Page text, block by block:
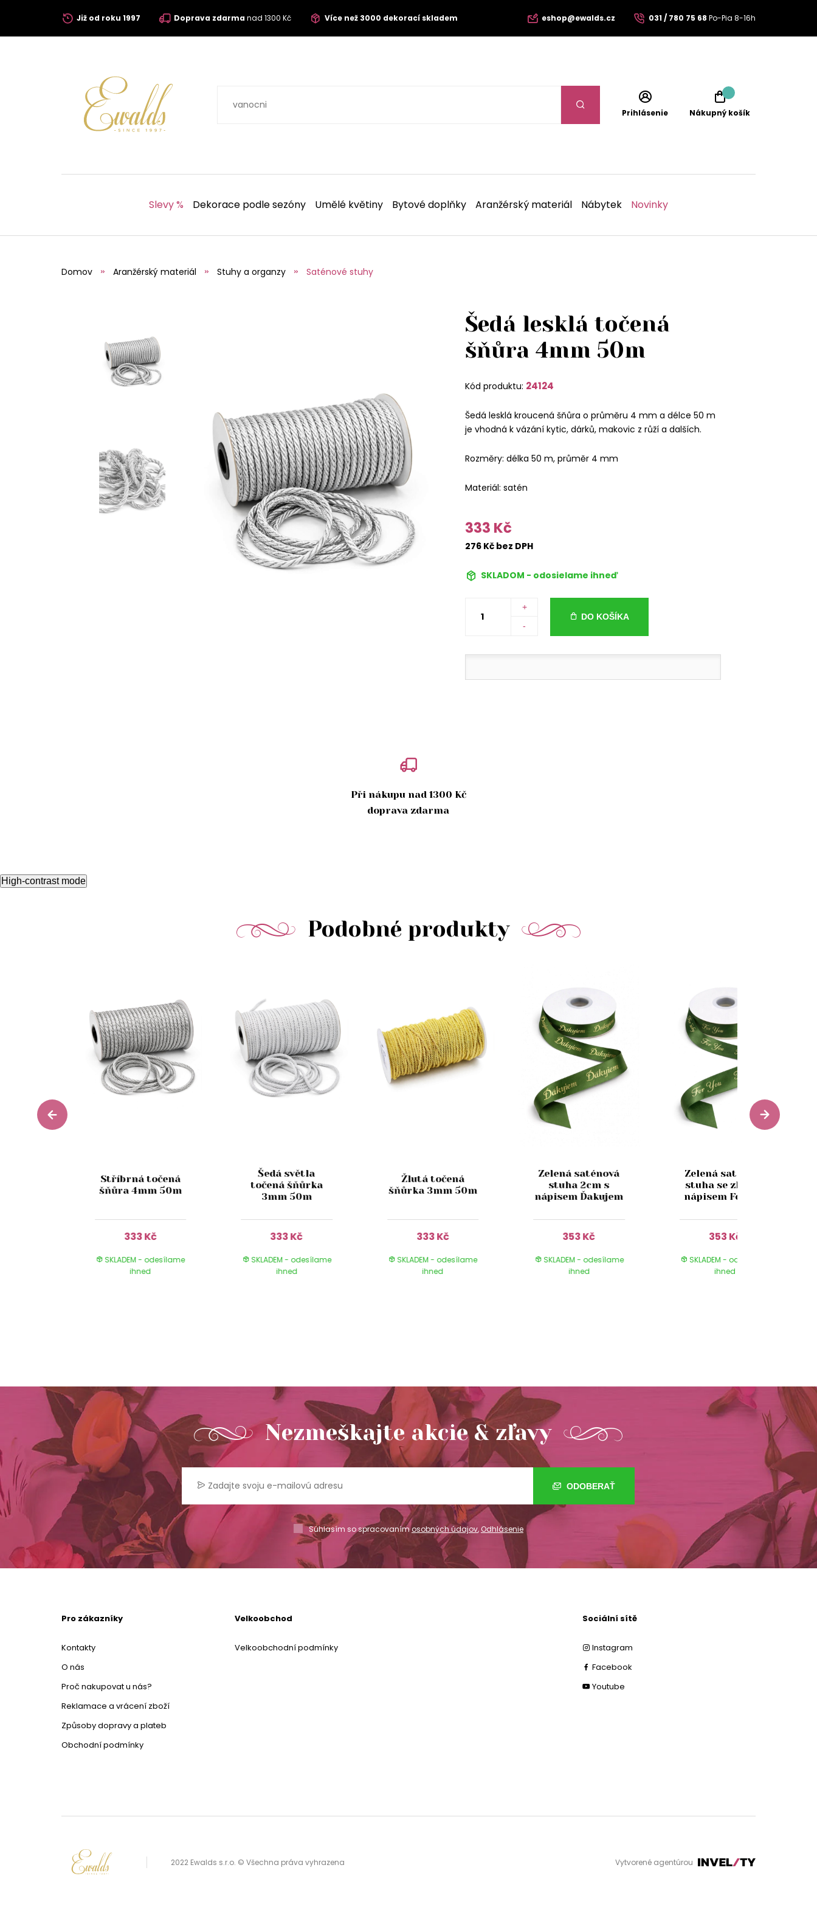
Již od roku 1997 Doprava zdarmanad 1300 Kč Více než 3000 dekorací skladem eshop@ewalds.cz 031 / 780 75 68 Po-Pia 8-16h
Prihlásenie Nákupný košík
Slevy % Dekorace podle sezóny Umělé květiny Bytové doplňky Aranžérský materiál Nábytek Novinky
Domov Aranžérský materiál Stuhy a organzy Saténové stuhy
Šedá lesklá točená
šňůra 4mm 50m
Kód produktu: 24124
Šedá lesklá kroucená šňůra o průměru 4 mm a délce 50 m
je vhodná k vázání kytic, dárků, makovic z růží a dalších.
Rozměry: délka 50 m, průměr 4 mm
Materiál: satén
333 Kč
276 Kč bez DPH
SKLADOM - odosielame ihneď
+
-
DO KOŠÍKA
Při nákupu nad 1300 Kč
doprava zdarma
High-contrast mode
Podobné produkty
Stříbrná točená
šňůra 4mm 50m
333 Kč
SKLADEM - odesílame
ihned
Šedá světla
točená šňůrka
3mm 50m
333 Kč
SKLADEM - odesílame
ihned
Žlutá točená
šňůrka 3mm 50m
333 Kč
SKLADEM - odesílame
ihned
Zelená saténová
stuha 2cm s
nápisem Ďakujem
353 Kč
SKLADEM - odesílame
ihned
Zelená saténová
stuha se zlatým
nápisem For you
353 Kč
SKLADEM - odesílame
ihned
Nezmeškajte akcie & zľavy
ODOBERAŤ
Súhlasím so spracovanímosobných údajov,Odhlásenie
Pro zákazníky
Kontakty
O nás
Proč nakupovat u nás?
Reklamace a vrácení zboží
Způsoby dopravy a plateb
Obchodní podmínky
Velkoobchod
Velkoobchodní podmínky
Sociální sítě
Instagram
Facebook
Youtube
2022 Ewalds s.r.o. © Všechna práva vyhrazena Vytvorené agentúrou